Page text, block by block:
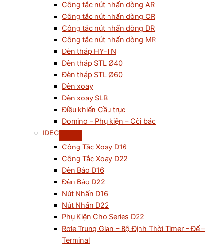
Công tắc nút nhấn dòng AR
Công tắc nút nhấn dòng CR
Công tắc nút nhấn dòng DR
Công tắc nút nhấn dòng MR
Đèn tháp HY-TN
Đèn tháp STL Ø40
Đèn tháp STL Ø60
Đèn xoay
Đèn xoay SLB
Điều khiển Cầu trục
Domino – Phụ kiện – Còi báo
IDEC
Công Tắc Xoay D16
Công Tắc Xoay D22
Đèn Báo D16
Đèn Báo D22
Nút Nhấn D16
Nút Nhấn D22
Phụ Kiện Cho Series D22
Rơle Trung Gian – Bộ Định Thời Timer – Đế –
Terminal